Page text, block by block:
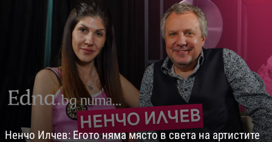
Ненчо Илчев: Егото няма място в света на артистите